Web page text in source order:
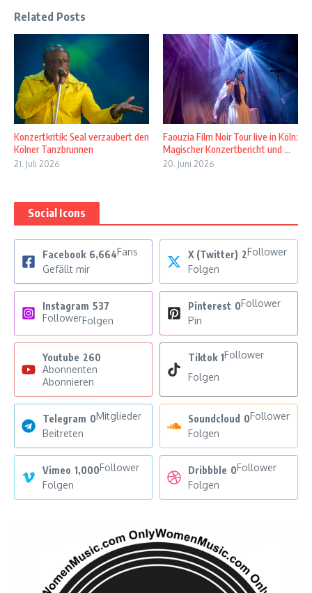
Related Posts
Konzertkritik: Seal verzaubert den
Kölner Tanzbrunnen
21. Juli 2026
Faouzia Film Noir Tour live in Köln:
Magischer Konzertbericht und ...
20. Juni 2026
Social Icons
Facebook 6,664Fans
Gefällt mir
X (Twitter) 2Follower
Folgen
Instagram 537
FollowerFolgen
Pinterest 0Follower
Pin
Youtube 260
Abonnenten
Abonnieren
Tiktok 1Follower
Folgen
Telegram 0Mitglieder
Beitreten
Soundcloud 0Follower
Folgen
Vimeo 1,000Follower
Folgen
Dribbble 0Follower
Folgen